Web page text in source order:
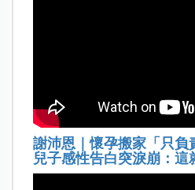
謝沛恩｜懷孕搬家「只負
兒子感性告白突淚崩：這